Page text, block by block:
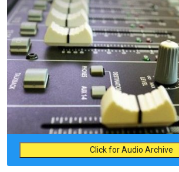
Click for Audio Archive